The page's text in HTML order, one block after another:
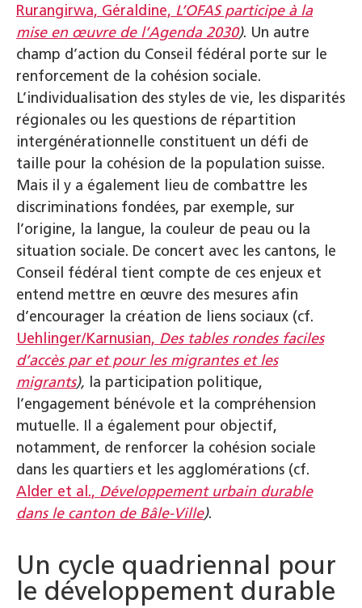
Rurangirwa, Géraldine, L’OFAS participe à la
mise en œuvre de l’Agenda 2030). Un autre
champ d’action du Conseil fédéral porte sur le
renforcement de la cohésion sociale.
L’individualisation des styles de vie, les disparités
régionales ou les questions de répartition
intergénérationnelle constituent un défi de
taille pour la cohésion de la population suisse.
Mais il y a également lieu de combattre les
discriminations fondées, par exemple, sur
l’origine, la langue, la couleur de peau ou la
situation sociale. De concert avec les cantons, le
Conseil fédéral tient compte de ces enjeux et
entend mettre en œuvre des mesures afin
d’encourager la création de liens sociaux (cf.
Uehlinger/Karnusian, Des tables rondes faciles
d’accès par et pour les migrantes et les
migrants), la participation politique,
l’engagement bénévole et la compréhension
mutuelle. Il a également pour objectif,
notamment, de renforcer la cohésion sociale
dans les quartiers et les agglomérations (cf.
Alder et al., Développement urbain durable
dans le canton de Bâle-Ville).
Un cycle quadriennal pour
le développement durable